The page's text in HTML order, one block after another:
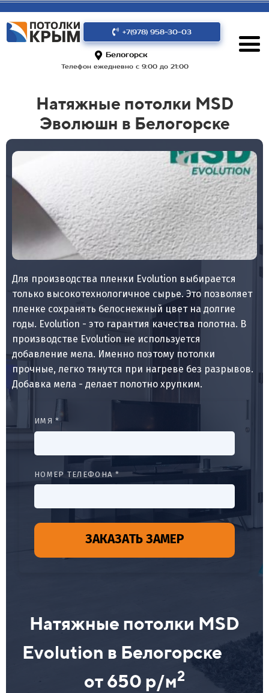
+7(978) 958-30-03
Белогорск
Телефон ежедневно с 9:00 до 21:00
Натяжные потолки MSD
Эволюшн в Белогорске
Для производства пленки Evolution выбирается
только высокотехнологичное сырье. Это позволяет
пленке сохранять белоснежный цвет на долгие
годы. Evolution - это гарантия качества полотна. В
производстве Evolution не используется
добавление мела. Именно поэтому потолки
прочные, легко тянутся при нагреве без разрывов.
Добавка мела - делает полотно хрупким.
ИМЯ *
НОМЕР ТЕЛЕФОНА *
ЗАКАЗАТЬ ЗАМЕР
Натяжные потолки MSD
Evolution в Белогорске
от 650 р/м2